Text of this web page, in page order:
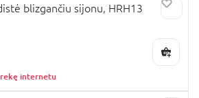
blizgančiu sijonu, HRH13
internetu